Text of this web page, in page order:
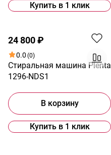
Купить в 1 клик
24 800 ₽
0.0 (0)
Стиральная машина Plenta
1296-NDS1
В корзину
Купить в 1 клик